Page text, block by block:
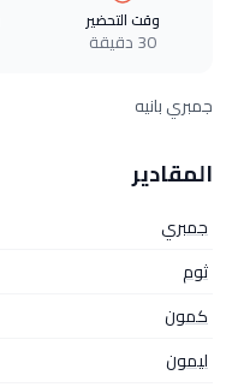
وقت التحضير
30 دقيقة
جمبري بانيه
المقادير
جمبري
ثوم
كمون
ليمون